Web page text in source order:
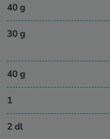
40 g
30 g
40 g
1
2 dl